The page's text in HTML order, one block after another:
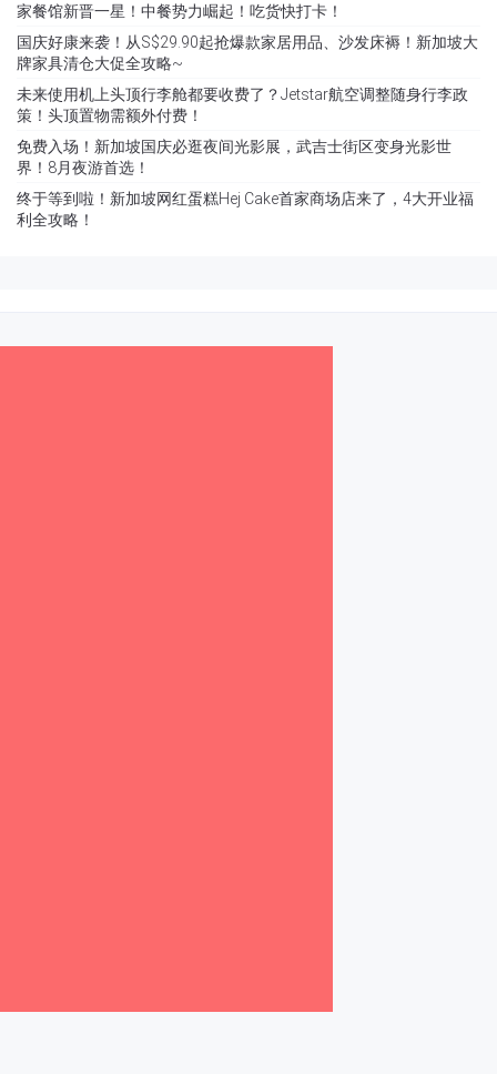
家餐馆新晋一星！中餐势力崛起！吃货快打卡！
国庆好康来袭！从S$29.90起抢爆款家居用品、沙发床褥！新加坡大
牌家具清仓大促全攻略~
未来使用机上头顶行李舱都要收费了？Jetstar航空调整随身行李政
策！头顶置物需额外付费！
免费入场！新加坡国庆必逛夜间光影展，武吉士街区变身光影世
界！8月夜游首选！
终于等到啦！新加坡网红蛋糕Hej Cake首家商场店来了，4大开业福
利全攻略！